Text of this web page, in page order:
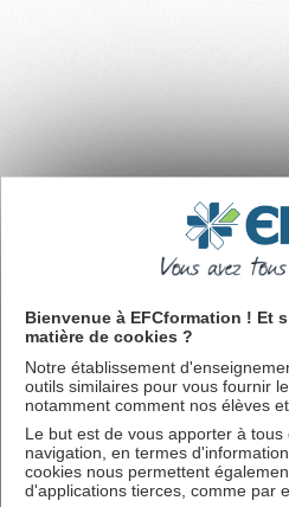
Bienvenue à EFCformation ! Et
matière de cookies ?
Notre établissement
outils similaires pour vous fournir
notamment comment nos élèves
Le but est de vous apporter à
navigation, en termes
cookies nous permettent
d'applications tierces, comme par